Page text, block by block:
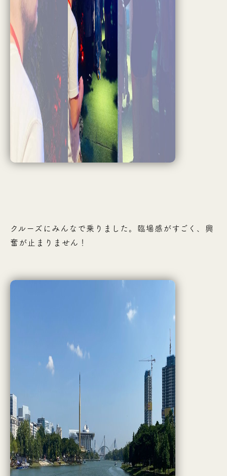
クルーズにみんなで乗りました。臨場感がすごく、興
奮が止まりません！